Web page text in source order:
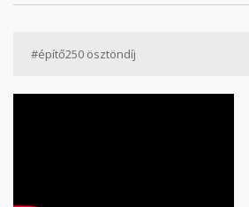
#építő250 ösztöndíj